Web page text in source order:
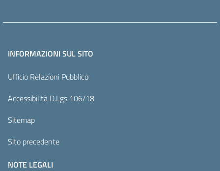
INFORMAZIONI SUL SITO
Ufficio Relazioni Pubblico
Accessibilità D.Lgs 106/18
Sitemap
Sito precedente
NOTE LEGALI